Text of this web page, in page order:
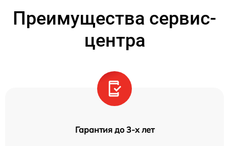
Преимущества сервис-
центра
Гарантия до 3-х лет